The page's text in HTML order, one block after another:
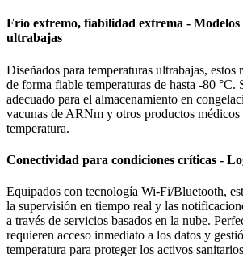
Frío extremo, fiabilidad extrema -
ultrabajas
Diseñados para temperaturas ultrabajas, estos
de forma fiable temperaturas de hasta -80 °C.
adecuado para el almacenamiento en
vacunas de ARNm y otros productos médicos
temperatura.
Conectividad para condiciones críticas -
Equipados con tecnología Wi-Fi/Bluetooth,
la supervisión en tiempo real y las
a través de servicios basados en la nube.
requieren acceso inmediato a los datos y
temperatura para proteger los activos